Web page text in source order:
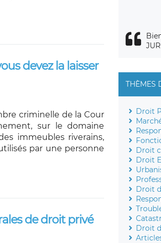
devez la laisser
criminelle de la Cour
sur le domaine
immeubles riverains,
par une personne
de droit privé
THÈMES
Droit
Droit
Droit
Droit
Droit